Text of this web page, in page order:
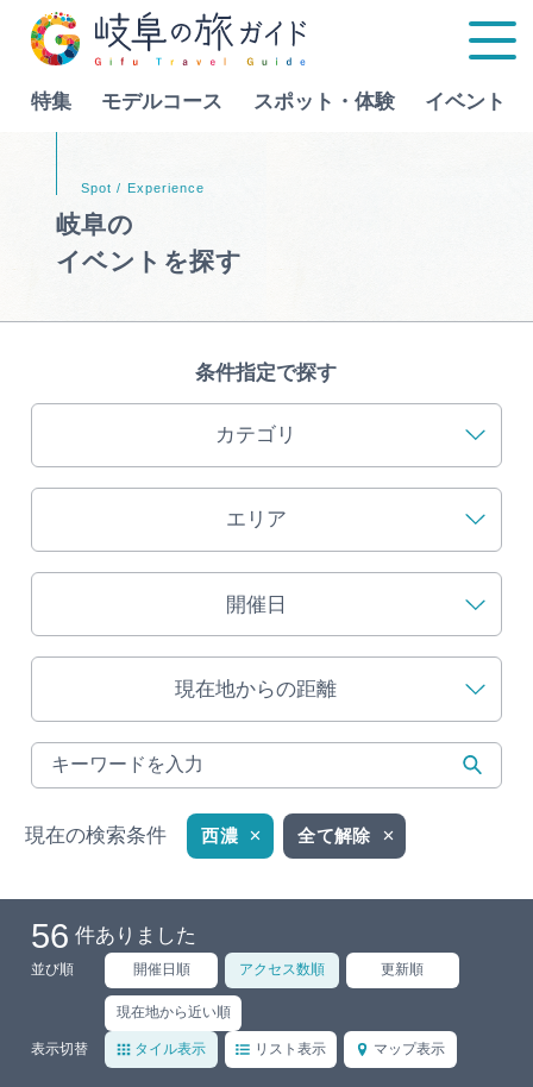
特集 モデルコース スポット・体験 イベント
特集
インフォメーション
ぎふ旅レポーター記事
早わかり岐阜
体験予約サイト「ＶＩＳＩＴ岐阜県」
岐阜県アウトドア観光キャンペーン
岐阜県まるごと観光エリアガイド
Language
行きたいリストを見る
岐阜の
イベントを探す
条件指定で探す
カテゴリ
エリア
開催日
現在地からの距離
現在の検索条件 西濃 全て解除
56 件ありました
並び順 開催日順 アクセス数順 更新順
現在地から近い順
表示切替 タイル表示 リスト表示 マップ表示